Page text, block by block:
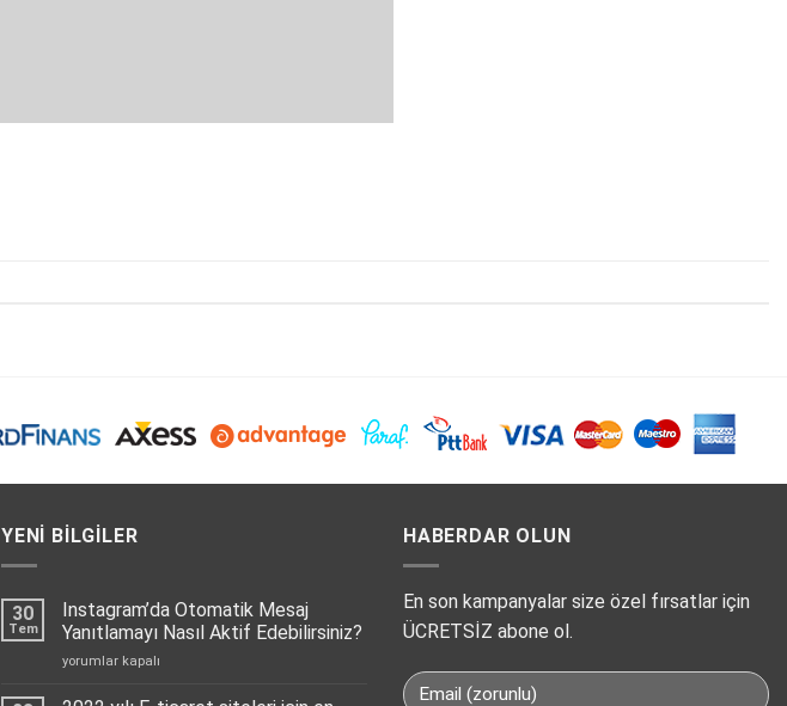
YENI BILGILER
30
Tem
Instagram’da Otomatik Mesaj
Yanıtlamayı Nasıl Aktif Edebilirsiniz?
Instagram’da
Mesaj
yorumlar kapalı
HABERDAR OLUN
En son kampanyalar size özel fırsatlar için
ÜCRETSİZ abone ol.